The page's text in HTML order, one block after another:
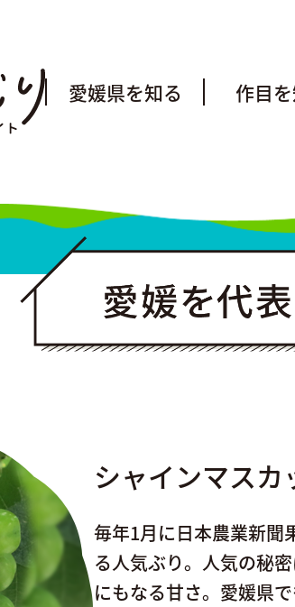
愛媛県を知る 作目
シャインマスカ
毎年1月に日本農業新聞
る人気ぶり。人気の秘
にもなる甘さ。愛媛県